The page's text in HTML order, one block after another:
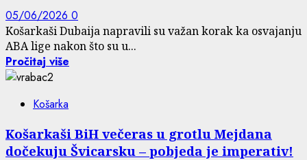
05/06/2026 0
Košarkaši Dubaija napravili su važan korak ka osvajanju
ABA lige nakon što su u...
Pročitaj više
Košarka
Košarkaši BiH večeras u grotlu Mejdana
dočekuju Švicarsku – pobjeda je imperativ!